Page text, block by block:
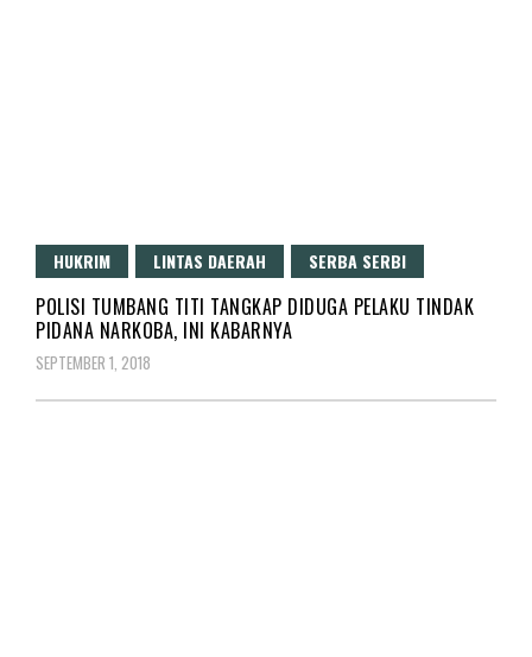
HUKRIM LINTAS DAERAH SERBA SERBI
POLISI TUMBANG TITI TANGKAP DIDUGA PELAKU TINDAK
PIDANA NARKOBA, INI KABARNYA
SEPTEMBER 1, 2018